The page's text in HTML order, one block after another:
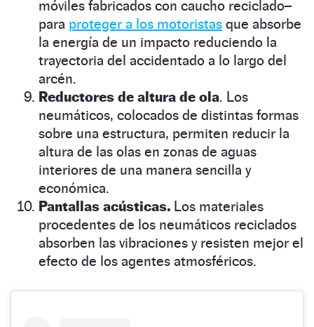
móviles fabricados con caucho reciclado–
para proteger a los motoristas que absorbe
la energía de un impacto reduciendo la
trayectoria del accidentado a lo largo del
arcén.
Reductores de altura de ola. Los
neumáticos, colocados de distintas formas
sobre una estructura, permiten reducir la
altura de las olas en zonas de aguas
interiores de una manera sencilla y
económica.
Pantallas acústicas. Los materiales
procedentes de los neumáticos reciclados
absorben las vibraciones y resisten mejor el
efecto de los agentes atmosféricos.